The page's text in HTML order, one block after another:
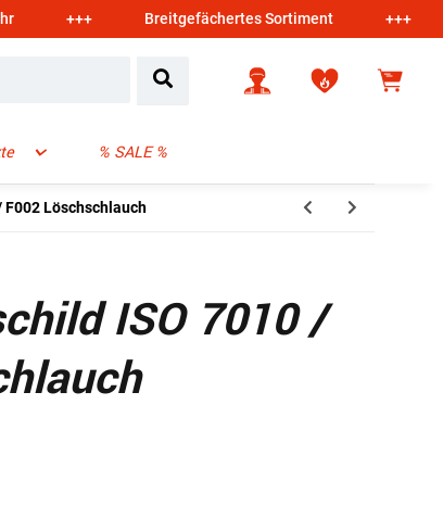
+++ Breitgefächertes Sortiment +++
% SALE %
Löschschlauch
ISO 7010 /